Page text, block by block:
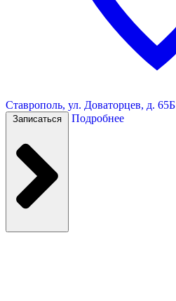
Ставрополь, ул. Доваторцев, д. 65Б
Записаться Подробнее